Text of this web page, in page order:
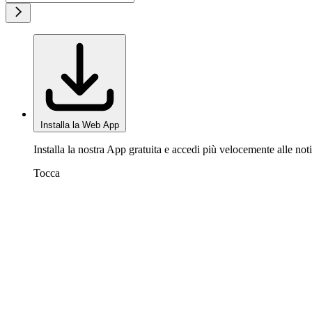
Installa la Web App
Installa la nostra App gratuita e accedi più velocemente alle
Tocca